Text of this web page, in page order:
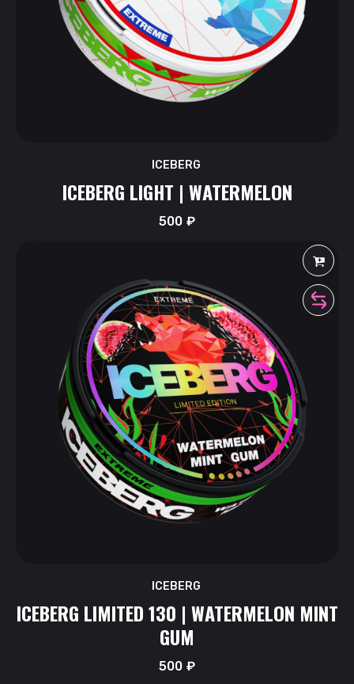
ICEBERG
ICEBERG LIGHT | WATERMELON
500₽
ICEBERG
ICEBERG LIMITED 130 | WATERMELON MINT
GUM
500₽